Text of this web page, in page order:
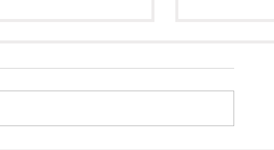
タッフ募集のお知らせ♪